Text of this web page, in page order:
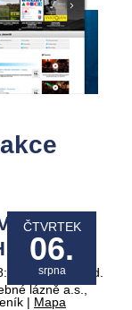
ČTVRTEK
06.
srpna
/ Výstavy
do 19:00 hod.
lázně a.s.,
| Mapa